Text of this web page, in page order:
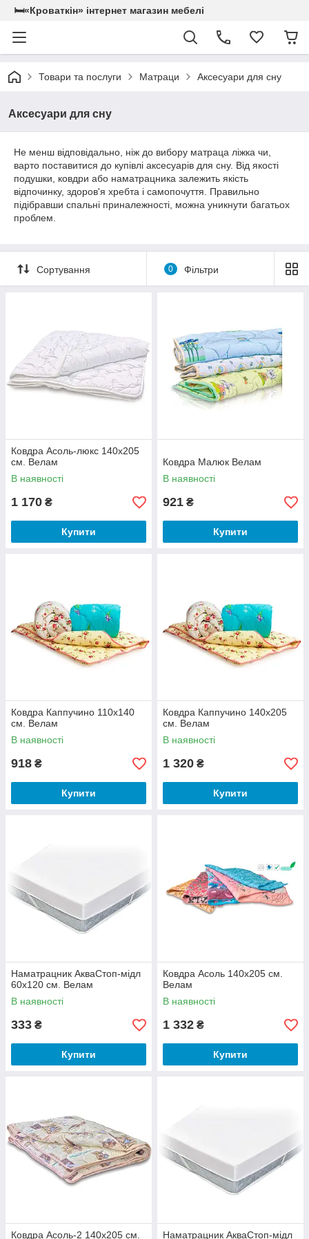
🛏«Кроваткiн» iнтернет магазин мебелi
Товари та послуги Матраци Аксесуари для сну
Аксесуари для сну
Не менш відповідально, ніж до вибору матраца ліжка чи,
варто поставитися до купівлі аксесуарів для сну. Від якості
подушки, ковдри або наматрацника залежить якість
відпочинку, здоров'я хребта і самопочуття. Правильно
підібравши спальні приналежності, можна уникнути багатьох
проблем.
Сортування 0 Фільтри
Ковдра Асоль-люкс 140х205
см. Велам
В наявності
1 170 ₴
Купити
Ковдра Малюк Велам
В наявності
921 ₴
Купити
Ковдра Каппучино 110х140
см. Велам
В наявності
918 ₴
Купити
Ковдра Каппучино 140х205
см. Велам
В наявності
1 320 ₴
Купити
Наматрацник АкваСтоп-мідл
60x120 см. Велам
В наявності
333 ₴
Купити
Ковдра Асоль 140х205 см.
Велам
В наявності
1 332 ₴
Купити
Ковдра Асоль-2 140х205 см. Наматрацник АкваСтоп-мідл